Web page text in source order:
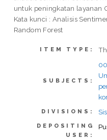
untuk peningkatan layanan
Kata kunci : Analisis
Random Forest
ITEM TYPE:
SUBJECTS:
DIVISIONS:
DEPOSITING
USER: